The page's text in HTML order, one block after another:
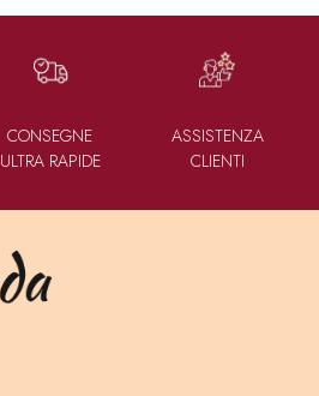
CONSEGNE
ULTRA RAPIDE
ASSISTENZA
CLIENTI